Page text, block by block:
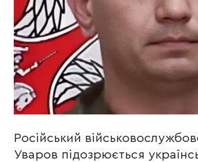
Російський
Уваров підозрюється